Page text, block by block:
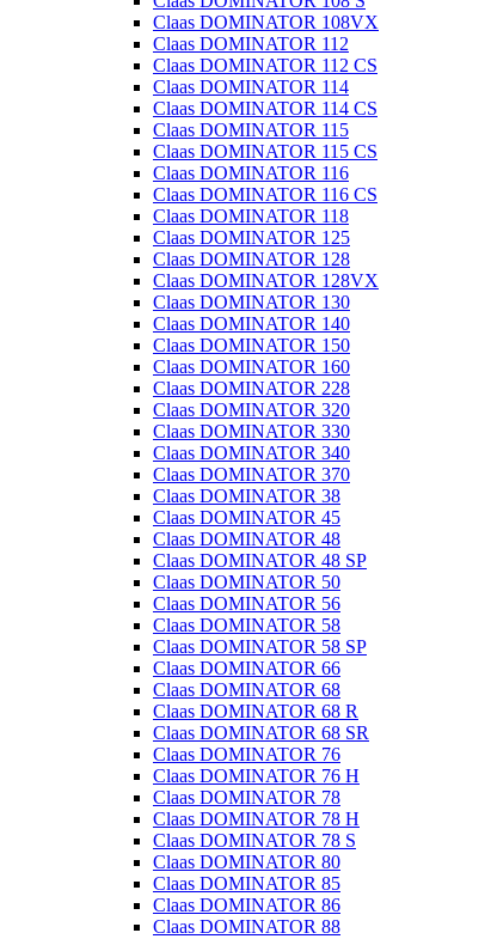
Claas DOMINATOR 108VX
Claas DOMINATOR 112
Claas DOMINATOR 112 CS
Claas DOMINATOR 114
Claas DOMINATOR 114 CS
Claas DOMINATOR 115
Claas DOMINATOR 115 CS
Claas DOMINATOR 116
Claas DOMINATOR 116 CS
Claas DOMINATOR 118
Claas DOMINATOR 125
Claas DOMINATOR 128
Claas DOMINATOR 128VX
Claas DOMINATOR 130
Claas DOMINATOR 140
Claas DOMINATOR 150
Claas DOMINATOR 160
Claas DOMINATOR 228
Claas DOMINATOR 320
Claas DOMINATOR 330
Claas DOMINATOR 340
Claas DOMINATOR 370
Claas DOMINATOR 38
Claas DOMINATOR 45
Claas DOMINATOR 48
Claas DOMINATOR 48 SP
Claas DOMINATOR 50
Claas DOMINATOR 56
Claas DOMINATOR 58
Claas DOMINATOR 58 SP
Claas DOMINATOR 66
Claas DOMINATOR 68
Claas DOMINATOR 68 R
Claas DOMINATOR 68 SR
Claas DOMINATOR 76
Claas DOMINATOR 76 H
Claas DOMINATOR 78
Claas DOMINATOR 78 H
Claas DOMINATOR 78 S
Claas DOMINATOR 80
Claas DOMINATOR 85
Claas DOMINATOR 86
Claas DOMINATOR 88